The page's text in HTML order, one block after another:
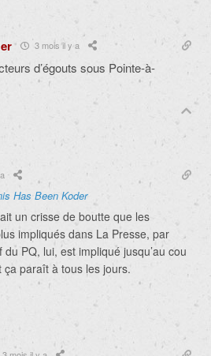
3 mois il y a
d’égouts sous Pointe-à-
Has Been Koder
un crisse de boutte que les
impliqués dans La Presse, par
du PQ, lui, est impliqué jusqu’au cou
paraît à tous les jours.